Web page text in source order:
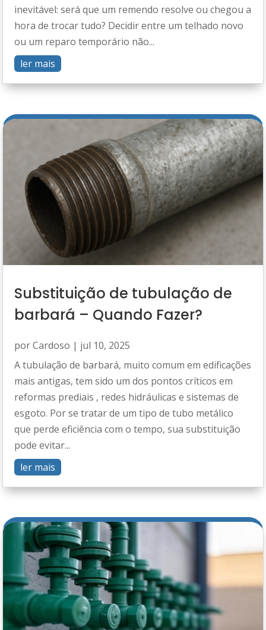
inevitável: será que um remendo resolve ou chegou a
hora de trocar tudo? Decidir entre um telhado novo
ou um reparo temporário não...
ler mais
Substituição de tubulação de
barbará – Quando Fazer?
porCardoso | jul 10, 2025
A tubulação de barbará, muito comum em edificações
mais antigas, tem sido um dos pontos críticos em
reformas prediais , redes hidráulicas e sistemas de
esgoto. Por se tratar de um tipo de tubo metálico
que perde eficiência com o tempo, sua substituição
pode evitar...
ler mais